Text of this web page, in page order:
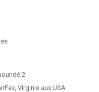
2
Virginie aux USA